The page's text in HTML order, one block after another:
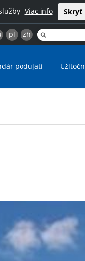
Viac info Skryť
pl zh
podujatí